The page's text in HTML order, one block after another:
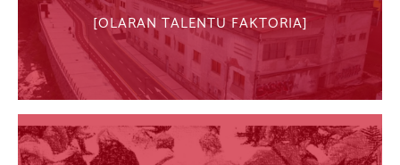
OLARAN TALENTU FAKTORIA